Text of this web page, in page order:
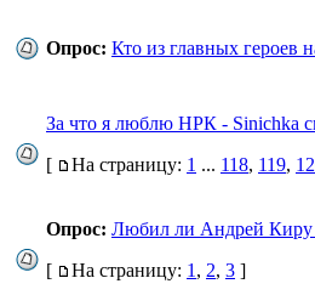
Опрос: Кто из главных героев
За что я люблю НРК - Sinichka
[
На страницу: 1 ... 118, 119,
Опрос: Любил ли Андрей Киру
[
На страницу: 1 , 2, 3 ]